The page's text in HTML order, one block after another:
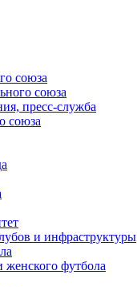
союза
союза
пресс-служба
союза
и инфраструктуры
футбола